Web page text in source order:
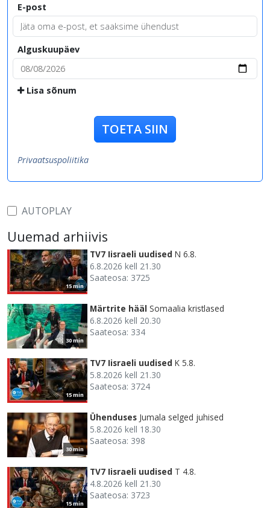
E-post
Alguskuupäev
Lisa sõnum
TOETA SIIN
Privaatsuspoliitika
AUTOPLAY
Uuemad arhiivis
15 min
TV7 Iisraeli uudised N 6.8.
6.8.2026 kell 21.30
Saateosa: 3725
30 min
Märtrite hääl Somaalia kristlased
6.8.2026 kell 20.30
Saateosa: 334
15 min
TV7 Iisraeli uudised K 5.8.
5.8.2026 kell 21.30
Saateosa: 3724
30 min
Ühenduses Jumala selged juhised
5.8.2026 kell 18.30
Saateosa: 398
15 min
TV7 Iisraeli uudised T 4.8.
4.8.2026 kell 21.30
Saateosa: 3723